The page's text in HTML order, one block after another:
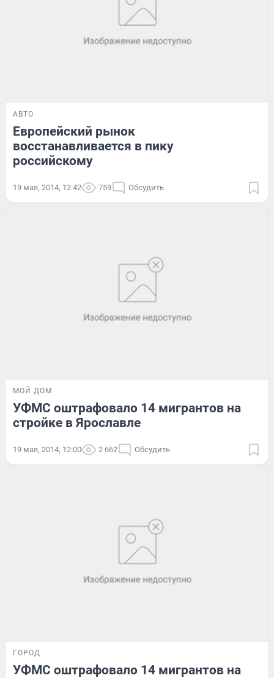
АВТО
Европейский рынок
восстанавливается в пику
российскому
19 мая, 2014, 12:42 759 Обсудить
МОЙ ДОМ
УФМС оштрафовало 14 мигрантов на
стройке в Ярославле
19 мая, 2014, 12:00 2 662 Обсудить
ГОРОД
УФМС оштрафовало 14 мигрантов на